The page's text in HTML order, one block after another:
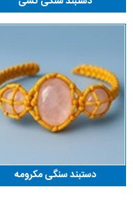
دستبند سنگی مکرومه‌